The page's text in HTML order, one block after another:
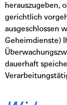
herauszugeben,
gerichtlich
ausgeschlossen
Geheimdienste)
dauerhaft